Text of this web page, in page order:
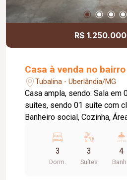
R$
Casa à venda no
Tubalina - Uberlândia/MG
Casa ampla, sendo: Sala em 04 ambientes, 03
suítes, sendo 01 suíte com
Banheiro social, Cozinha,
Portão eletrônico, jardim, Piso porcelanato, 04
vagas de garagem.
3
Dorm.
3
Suítes
4